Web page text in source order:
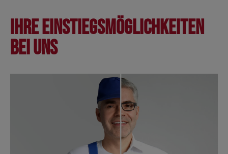
Ihre Einstiegsmöglichkeiten
bei uns